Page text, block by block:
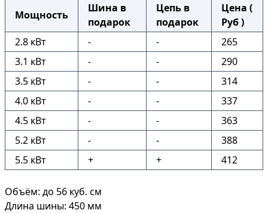
Мощность
Шина в
подарок
Цепь в
подарок
Цена (
Руб )
2.8 кВт
- -
265
3.1 кВт
- -
290
3.5 кВт
- -
314
4.0 кВт
- -
337
4.5 кВт
- -
363
5.2 кВт
- -
388
5.5 кВт
+ + 412
Объём: до 56 куб. см
Длина шины: 450 мм